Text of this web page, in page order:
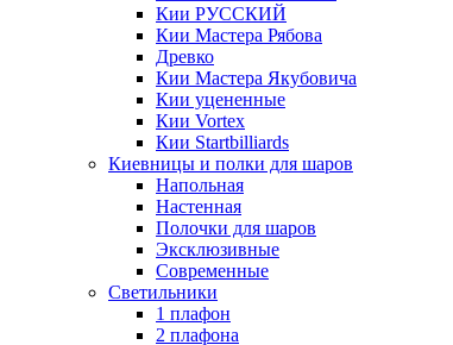
Кии РУССКИЙ
Кии Мастера Рябова
Древко
Кии Мастера Якубовича
Кии уцененные
Кии Vortex
Кии Startbilliards
Киевницы и полки для шаров
Напольная
Настенная
Полочки для шаров
Эксклюзивные
Современные
Светильники
1 плафон
2 плафона